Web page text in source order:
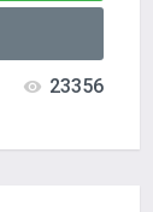
23356